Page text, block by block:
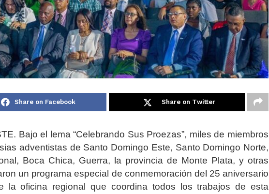
Share on Facebook Share on Twitter
Bajo el lema “Celebrando Sus Proezas”, miles de miembros
adventistas de Santo Domingo Este, Santo Domingo Norte,
Boca Chica, Guerra, la provincia de Monte Plata, y otras
un programa especial de conmemoración del 25 aniversario
la oficina regional que coordina todos los trabajos de esta